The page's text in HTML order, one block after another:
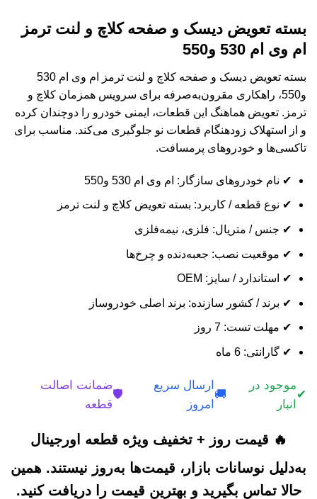
بسته تعویض دیسک و صفحه کلاچ و لنت ترمز
ام وی ام 530 و550
بسته تعویض دیسک و صفحه کلاچ و لنت ترمز ام وی ام 530
و550، راهکاری مقرون‌به‌صرفه برای سرویس همزمان کلاچ و
ترمز. تعویض هماهنگ این قطعات، ایمنی خودرو را دوچندان کرده
و از استهلاک زودهنگام قطعات نو جلوگیری می‌کند. مناسب برای
تاکسی‌ها و خودروهای پرمسافت.
✔ نام خودروهای سازگار: ام وی ام 530 و550
✔ نوع قطعه / کاربرد: بسته تعویض کلاچ و لنت ترمز
✔ جنس / متریال: فلزی، نیمه‌فلزی
✔ موقعیت نصب: جعبه‌دنده و چرخ‌ها
✔ استاندارد / سایز: OEM
✔ برند / کشور سازنده: برند اصلی خودروساز
✔ مهلت تست: 7 روز
✔ گارانتی: 6 ماه
✔
موجود در
انبار
🚚
ارسال سریع
امروز
🛡️
ضمانت اصالت
قطعه
🔥 قیمت روز + تخفیف ویژه قطعه اورجینال
به‌دلیل نوسانات بازار، قیمت‌ها به‌روز نیستند. همین
حالا تماس بگیرید و بهترین قیمت را دریافت کنید.